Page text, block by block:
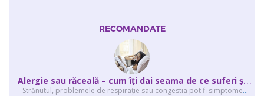
RECOMANDATE
A
lergie sau răceală – cum îţi dai seama de ce suferi și de ce conteaz...
Strănutul, problemele de respirație sau congestia pot fi simptome...